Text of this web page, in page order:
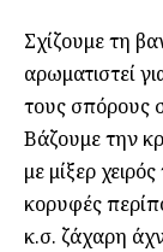
Σχίζουμε τη
αρωματιστεί
τους σπόρους
Βάζουμε την
με μίξερ
κορυφές
κ.σ. ζάχαρη